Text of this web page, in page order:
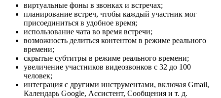
виртуальные фоны в звонках и встречах;
планирование встреч, чтобы каждый участник мог
присоединиться в удобное время;
использование чата во время встречи;
возможность делиться контентом в режиме реального
времени;
скрытые субтитры в режиме реального времени;
увеличение участников видеозвонков с 32 до 100
человек;
интеграция с другими инструментами, включая Gmail,
Календарь Google, Ассистент, Сообщения и т. д.